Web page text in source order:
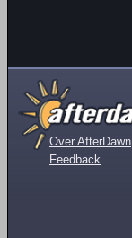
Over AfterDawn
Feedback